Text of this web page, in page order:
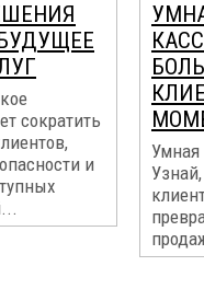
БУДУЩЕЕ
сократить
и
Умная